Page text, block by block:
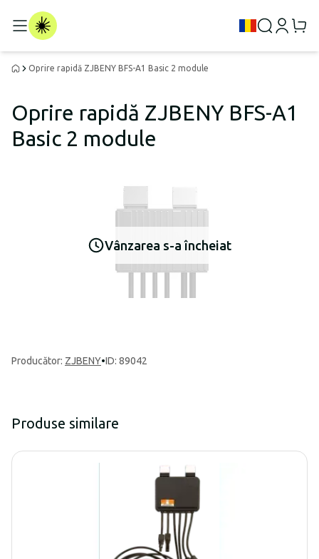
Oprire rapidă ZJBENY BFS-A1 Basic 2 module
Oprire rapidă ZJBENY BFS-A1
Basic 2 module
Vânzarea s-a încheiat
Producător: ZJBENY•ID: 89042
Produse similare